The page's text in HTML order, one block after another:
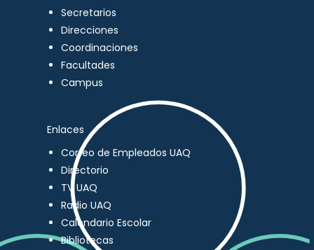
Secretarios
Direcciones
Coordinaciones
Facultades
Campus
Enlaces
Correo de Empleados UAQ
Directorio
TV UAQ
Radio UAQ
Calendario Escolar
Bibliotecas